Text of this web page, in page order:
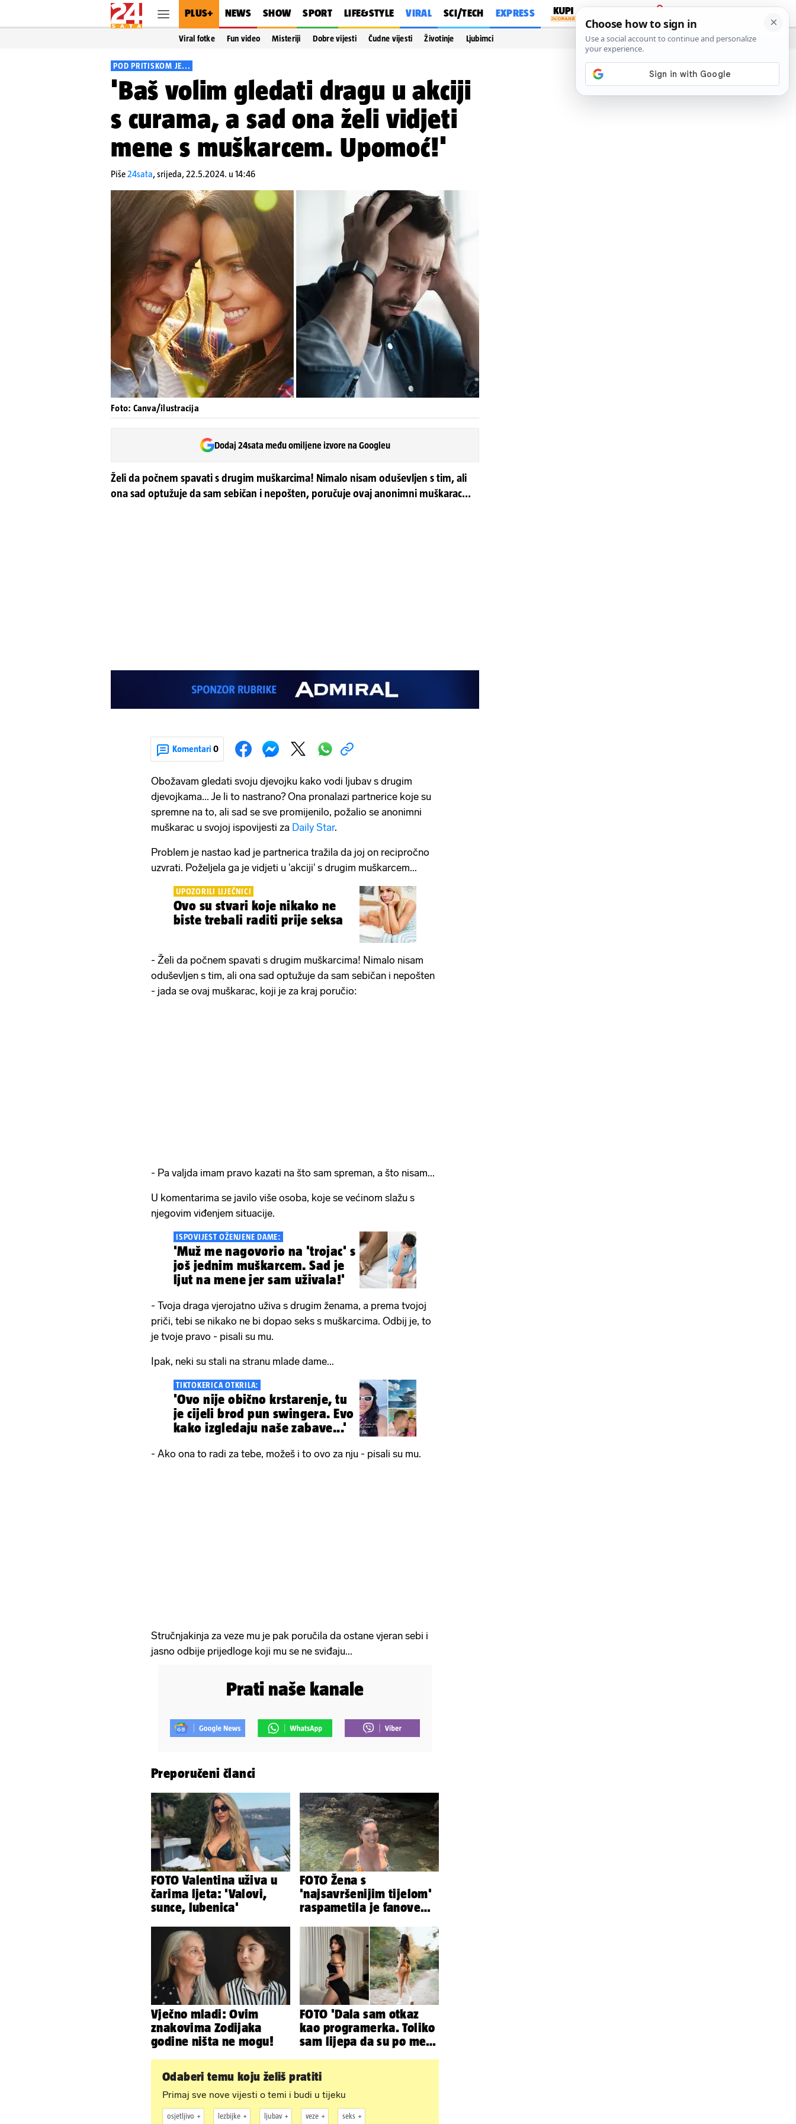
PLUS+ NEWS SHOW SPORT LIFE&STYLE VIRAL SCI/TECH EXPRESS
PRIJAVA
Viral fotke Fun video Misteriji Dobre vijesti Čudne vijesti Životinje Ljubimci
POD PRITISKOM JE...
'Baš volim gledati dragu u akciji
s curama, a sad ona želi vidjeti
mene s muškarcem. Upomoć!'
Piše24sata,srijeda, 22.5.2024. u 14:46
Foto: Canva/ilustracija
Dodaj 24sata među omiljene izvore na Googleu
Želi da počnem spavati s drugim muškarcima! Nimalo nisam oduševljen s tim, ali
ona sad optužuje da sam sebičan i nepošten, poručuje ovaj anonimni muškarac...
Komentari 0
Obožavam gledati svoju djevojku kako vodi ljubav s drugim
djevojkama... Je li to nastrano? Ona pronalazi partnerice koje su
spremne na to, ali sad se sve promijenilo, požalio se anonimni
muškarac u svojoj ispovijesti za Daily Star.
Problem je nastao kad je partnerica tražila da joj on recipročno
uzvrati. Poželjela ga je vidjeti u 'akciji' s drugim muškarcem...
UPOZORILI LIJEČNICI
Ovo su stvari koje nikako ne
biste trebali raditi prije seksa
- Želi da počnem spavati s drugim muškarcima! Nimalo nisam
oduševljen s tim, ali ona sad optužuje da sam sebičan i nepošten
- jada se ovaj muškarac, koji je za kraj poručio:
- Pa valjda imam pravo kazati na što sam spreman, a što nisam...
U komentarima se javilo više osoba, koje se većinom slažu s
njegovim viđenjem situacije.
ISPOVIJEST OŽENJENE DAME:
'Muž me nagovorio na 'trojac' s
još jednim muškarcem. Sad je
ljut na mene jer sam uživala!'
- Tvoja draga vjerojatno uživa s drugim ženama, a prema tvojoj
priči, tebi se nikako ne bi dopao seks s muškarcima. Odbij je, to
je tvoje pravo - pisali su mu.
Ipak, neki su stali na stranu mlade dame...
TIKTOKERICA OTKRILA:
'Ovo nije obično krstarenje, tu
je cijeli brod pun swingera. Evo
kako izgledaju naše zabave...'
- Ako ona to radi za tebe, možeš i to ovo za nju - pisali su mu.
Stručnjakinja za veze mu je pak poručila da ostane vjeran sebi i
jasno odbije prijedloge koji mu se ne sviđaju...
Prati naše kanale
Preporučeni članci
FOTO Valentina uživa u
čarima ljeta: 'Valovi,
sunce, lubenica'
FOTO Žena s
'najsavršenijim tijelom'
raspametila je fanove
plićaka
Vječno mladi: Ovim
znakovima Zodijaka
godine ništa ne mogu!
FOTO 'Dala sam otkaz
kao programerka. Toliko
sam lijepa da su po meni
Odaberi temu koju želiš pratiti
Primaj sve nove vijesti o temi i budi u tijeku
osjetljivo lezbijke ljubav veze seks